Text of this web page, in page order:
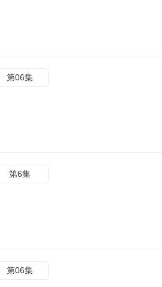
第06集
第6集
第06集